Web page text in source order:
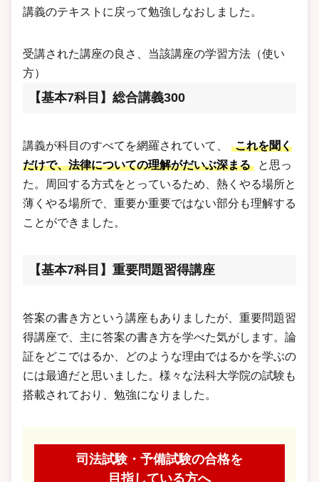
講義のテキストに戻って勉強しなおしました。
受講された講座の良さ、当該講座の学習方法（使い
方）
【基本7科目】総合講義300
講義が科目のすべてを網羅されていて、
これを聞く
だけで、法律についての理解がだいぶ深まる
と思っ
た。周回する方式をとっているため、熱くやる場所と
薄くやる場所で、重要か重要ではない部分も理解する
ことができました。
【基本7科目】重要問題習得講座
答案の書き方という講座もありましたが、重要問題習
得講座で、主に答案の書き方を学べた気がします。論
証をどこではるか、どのような理由ではるかを学ぶの
には最適だと思いました。様々な法科大学院の試験も
搭載されており、勉強になりました。
司法試験・予備試験の合格を
目指している方へ